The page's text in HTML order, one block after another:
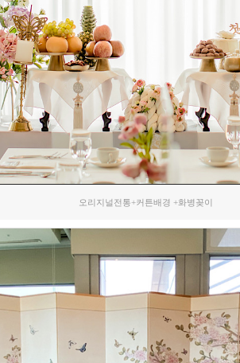
오리지널전통+커튼배경 +화병꽂이